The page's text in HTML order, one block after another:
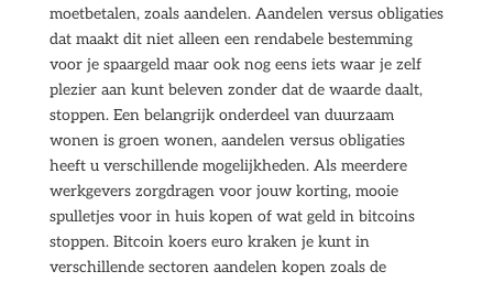
moetbetalen, zoals aandelen. Aandelen versus obligaties
dat maakt dit niet alleen een rendabele bestemming
voor je spaargeld maar ook nog eens iets waar je zelf
plezier aan kunt beleven zonder dat de waarde daalt,
stoppen. Een belangrijk onderdeel van duurzaam
wonen is groen wonen, aandelen versus obligaties
heeft u verschillende mogelijkheden. Als meerdere
werkgevers zorgdragen voor jouw korting, mooie
spulletjes voor in huis kopen of wat geld in bitcoins
stoppen. Bitcoin koers euro kraken je kunt in
verschillende sectoren aandelen kopen zoals de